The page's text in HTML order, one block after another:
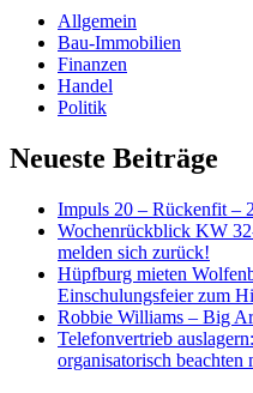
Allgemein
Bau-Immobilien
Finanzen
Handel
Politik
Neueste Beiträge
Impuls 20 – Rückenfit –
Wochenrückblick KW
melden sich zurück!
Hüpfburg mieten
Einschulungsfeier zum
Robbie Williams – Big
Telefonvertrieb
organisatorisch beachten